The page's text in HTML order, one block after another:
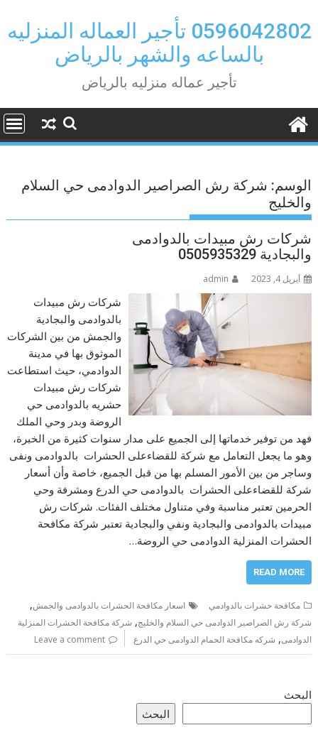
to
content
0596042802 تأجير العماله المنزليه
بالساعه والشهر بالرياض
تأجير عماله منزليه بالرياض
الوسم: شركة رش الصراصير الدوادمى حي السلام
والخليج
شركات رش مبيدات بالدوادمى
والبجادية 0505935329
أبريل 4, 2023 admin
شركات رش مبيدات
بالدوادمى والبجادية
والجمش من بين الشركات
الموثوق بها في مدينة
الدوادمي، حيث استطاعت
شركات رش مبيدات
حشريه بالدوادمى حي
الروضة وبدر وحي الملك
فهد من توفير خدماتها إلى الجميع على مدار سنوات كثيرة من الخبرة،
وهو ما يجعل التعامل مع شركة للقضاءعلى الحشرات بالدوادمى ونفى
وساجر من بين الأمور المسلم بها من قبل الجميع، خاصة وأن أسعار
شركة للقضاءعلى الحشرات بالدوادمى حي الدرع ومشرفة وحي
الحرمين تعتبر مناسبة وفي متناول مختلف الفئات. شركات رش
مبيدات بالدوادمى والبجادية ونفي والبجادية تعتبر شركة مكافحة
الحشرات المنزلية الدوادمى حي الروضة…
READ MORE
مكافحة حشرات بالدوادمي اسعار مكافحة الحشرات بالدوادمى والجمش,
شركة رش الصراصير الدوادمى حي السلام والخليج, شركة مكافحة الحشرات المنزلية
الدوادمى, شركه مكافحة الحمام الدوادمى حي الدرع Leave a comment
البحث
البحث